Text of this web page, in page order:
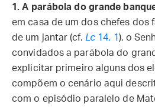
1. A parábola do grande
em casa de um dos chefes dos
de um jantar (cf. Lc 14, 1 ), o
convidados a parábola do
explicitar primeiro alguns dos
compõem o cenário aqui
com o episódio paralelo de